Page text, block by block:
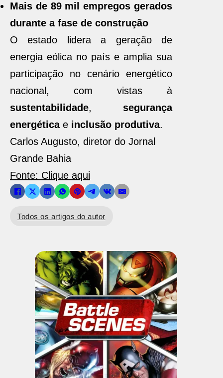
Mais de 89 mil empregos gerados
durante a fase de construção
O estado lidera a geração de
energia eólica no país e amplia sua
participação no cenário energético
nacional, com vistas à
sustentabilidade, segurança
energéticae inclusão produtiva.
Carlos Augusto, diretor do Jornal
Grande Bahia
Fonte: Clique aqui
Todos os artigos do autor